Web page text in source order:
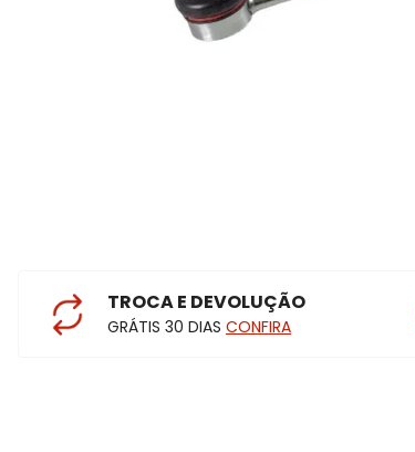
TROCA E DEVOLUÇÃO
GRÁTIS 30 DIAS CONFIRA